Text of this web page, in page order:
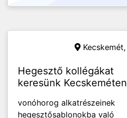
Kecskemét,
Hegesztő kollégákat
keresünk Kecskeméten
vonóhorog alkatrészeinek
hegesztősablonokba való